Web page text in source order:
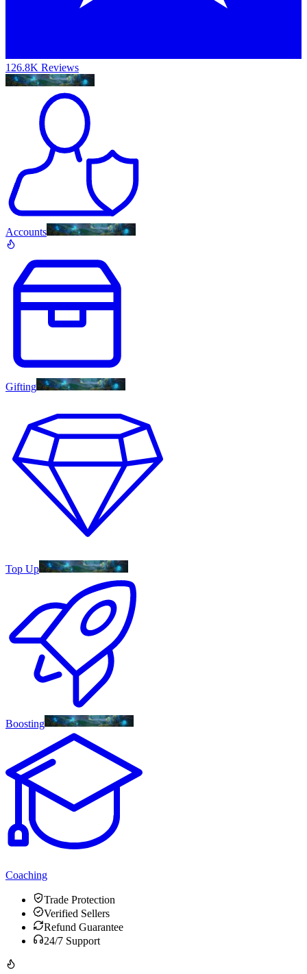
126.8K Reviews
Accounts
Gifting
Top Up
Boosting
Coaching
Trade Protection
Verified Sellers
Refund Guarantee
24/7 Support